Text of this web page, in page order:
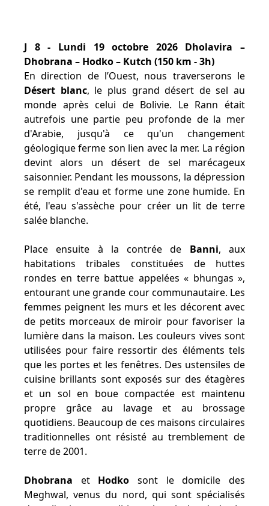
J 8 - Lundi 19 octobre 2026 Dholavira –
Dhobrana – Hodko – Kutch (150 km - 3h)
En direction de l’Ouest, nous traverserons le
Désert blanc, le plus grand désert de sel au
monde après celui de Bolivie. Le Rann était
autrefois une partie peu profonde de la mer
d'Arabie, jusqu'à ce qu'un changement
géologique ferme son lien avec la mer. La région
devint alors un désert de sel marécageux
saisonnier. Pendant les moussons, la dépression
se remplit d'eau et forme une zone humide. En
été, l'eau s'assèche pour créer un lit de terre
salée blanche.
Place ensuite à la contrée de Banni, aux
habitations tribales constituées de huttes
rondes en terre battue appelées « bhungas »,
entourant une grande cour communautaire. Les
femmes peignent les murs et les décorent avec
de petits morceaux de miroir pour favoriser la
lumière dans la maison. Les couleurs vives sont
utilisées pour faire ressortir des éléments tels
que les portes et les fenêtres. Des ustensiles de
cuisine brillants sont exposés sur des étagères
et un sol en boue compactée est maintenu
propre grâce au lavage et au brossage
quotidiens. Beaucoup de ces maisons circulaires
traditionnelles ont résisté au tremblement de
terre de 2001.
Dhobrana et Hodko sont le domicile des
Meghwal, venus du nord, qui sont spécialisés